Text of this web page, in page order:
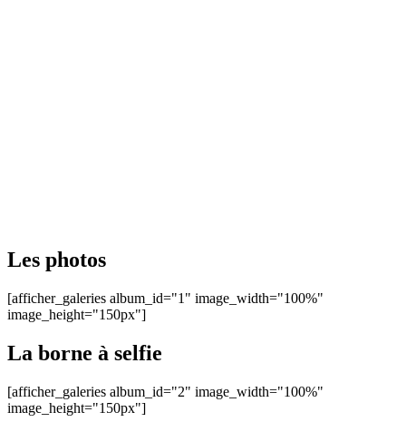
Les photos
[afficher_galeries album_id="1" image_width="100%"
image_height="150px"]
La borne à selfie
[afficher_galeries album_id="2" image_width="100%"
image_height="150px"]